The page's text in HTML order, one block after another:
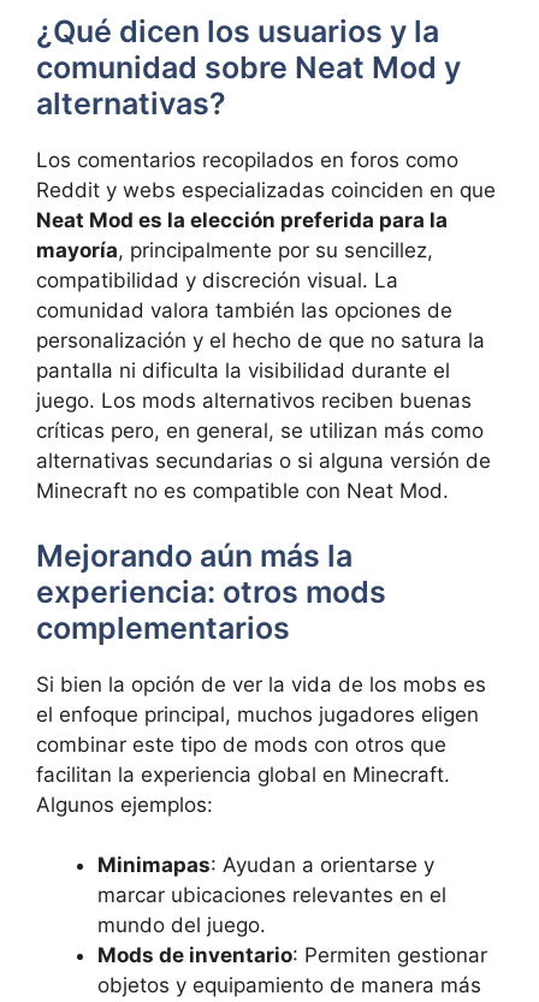
¿Qué dicen los usuarios y la
comunidad sobre Neat Mod y
alternativas?
Los comentarios recopilados en foros como
Reddit y webs especializadas coinciden en que
Neat Mod es la elección preferida para la
mayoría, principalmente por su sencillez,
compatibilidad y discreción visual. La
comunidad valora también las opciones de
personalización y el hecho de que no satura la
pantalla ni dificulta la visibilidad durante el
juego. Los mods alternativos reciben buenas
críticas pero, en general, se utilizan más como
alternativas secundarias o si alguna versión de
Minecraft no es compatible con Neat Mod.
Mejorando aún más la
experiencia: otros mods
complementarios
Si bien la opción de ver la vida de los mobs es
el enfoque principal, muchos jugadores eligen
combinar este tipo de mods con otros que
facilitan la experiencia global en Minecraft.
Algunos ejemplos:
Minimapas: Ayudan a orientarse y
marcar ubicaciones relevantes en el
mundo del juego.
Mods de inventario: Permiten gestionar
objetos y equipamiento de manera más